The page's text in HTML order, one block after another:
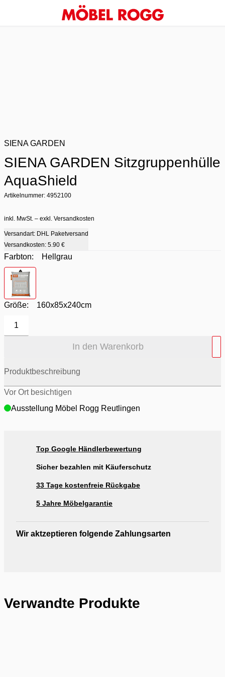
SIENA GARDEN
SIENA GARDEN Sitzgruppenhülle
AquaShield
Artikelnummer: 4952100
inkl. MwSt. – exkl. Versandkosten
Versandart: DHL Paketversand
Versandkosten: 5.90 €
Farbton:
Hellgrau
Farbton
Größe: 160x85x240cm
1
In den Warenkorb
Produktbeschreibung
Vor Ort besichtigen
Ausstellung Möbel Rogg Reutlingen
Top Google Händlerbewertung
Sicher bezahlen mit Käuferschutz
33 Tage kostenfreie Rückgabe
5 Jahre Möbelgarantie
Wir aktzeptieren folgende Zahlungsarten
Verwandte Produkte